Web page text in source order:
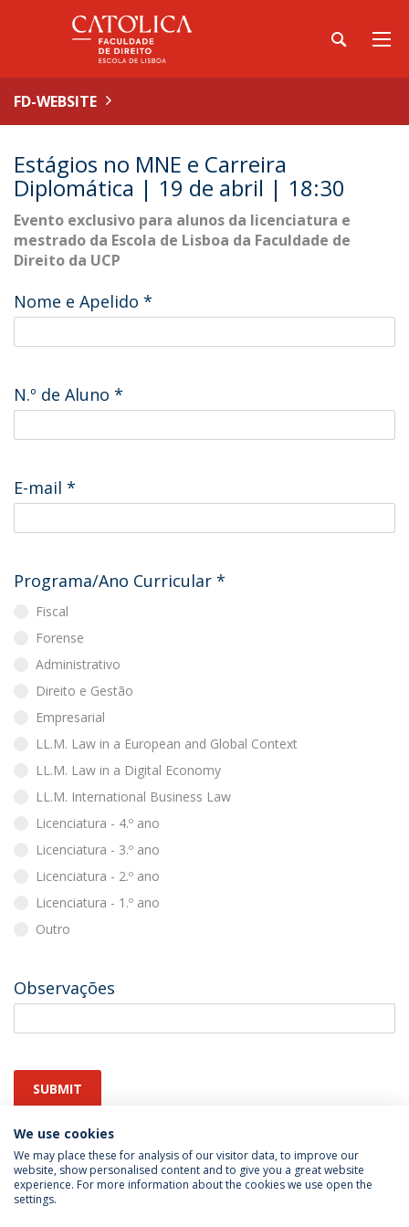
FD-WEBSITE
Estágios no MNE e Carreira
Diplomática | 19 de abril | 18:30
Evento exclusivo para alunos da licenciatura e
mestrado da Escola de Lisboa da Faculdade de
Direito da UCP
Nome e Apelido *
N.º de Aluno *
E-mail *
Programa/Ano Curricular *
Fiscal
Forense
Administrativo
Direito e Gestão
Empresarial
LL.M. Law in a European and Global Context
LL.M. Law in a Digital Economy
LL.M. International Business Law
Licenciatura - 4.º ano
Licenciatura - 3.º ano
Licenciatura - 2.º ano
Licenciatura - 1.º ano
Outro
Observações
SUBMIT
Privacy Policy
We use cookies
We may place these for analysis of our visitor data, to improve our
website, show personalised content and to give you a great website
experience. For more information about the cookies we use open the
settings.